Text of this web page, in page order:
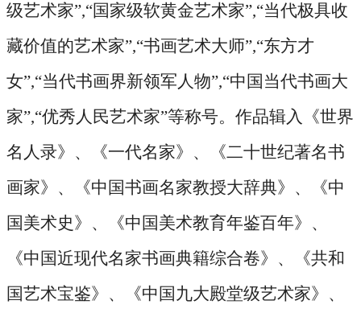
级艺术家”,“国家级软黄金艺术家”,“当代极具收
藏价值的艺术家”,“书画艺术大师”,“东方才
女”,“当代书画界新领军人物”,“中国当代书画大
家”,“优秀人民艺术家”等称号。作品辑入《世界
名人录》、《一代名家》、《二十世纪著名书
画家》、《中国书画名家教授大辞典》、《中
国美术史》、《中国美术教育年鉴百年》、
《中国近现代名家书画典籍综合卷》、《共和
国艺术宝鉴》、《中国九大殿堂级艺术家》、